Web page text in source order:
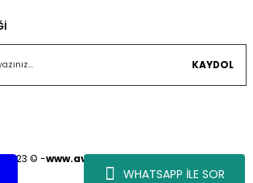
WHATSAPP İLE SOR
KAYDOL
2023 © -www.avrupadedektor.com